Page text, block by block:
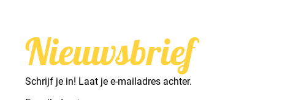
Nieuwsbrief
Schrijf je in! Laat je e-mailadres achter.